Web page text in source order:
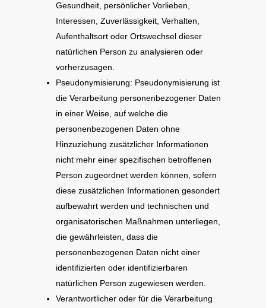
Gesundheit, persönlicher Vorlieben,
Interessen, Zuverlässigkeit, Verhalten,
Aufenthaltsort oder Ortswechsel dieser
natürlichen Person zu analysieren oder
vorherzusagen.
Pseudonymisierung: Pseudonymisierung ist
die Verarbeitung personenbezogener Daten
in einer Weise, auf welche die
personenbezogenen Daten ohne
Hinzuziehung zusätzlicher Informationen
nicht mehr einer spezifischen betroffenen
Person zugeordnet werden können, sofern
diese zusätzlichen Informationen gesondert
aufbewahrt werden und technischen und
organisatorischen Maßnahmen unterliegen,
die gewährleisten, dass die
personenbezogenen Daten nicht einer
identifizierten oder identifizierbaren
natürlichen Person zugewiesen werden.
Verantwortlicher oder für die Verarbeitung